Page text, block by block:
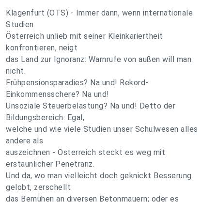
Klagenfurt (OTS) - Immer dann, wenn internationale
Studien
Österreich unlieb mit seiner Kleinkariertheit
konfrontieren, neigt
das Land zur Ignoranz: Warnrufe von außen will man
nicht.
Frühpensionsparadies? Na und! Rekord-
Einkommensschere? Na und!
Unsoziale Steuerbelastung? Na und! Detto der
Bildungsbereich: Egal,
welche und wie viele Studien unser Schulwesen alles
andere als
auszeichnen - Österreich steckt es weg mit
erstaunlicher Penetranz.
Und da, wo man vielleicht doch geknickt Besserung
gelobt, zerschellt
das Bemühen an diversen Betonmauern; oder es